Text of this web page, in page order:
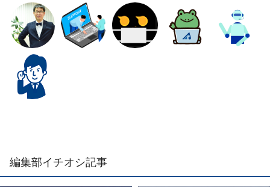
編集部イチオシ記事